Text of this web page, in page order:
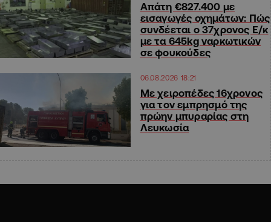
Απάτη €827.400 με
εισαγωγές οχημάτων: Πώς
συνδέεται ο 37χρονος Ε/κ
με τα 645kg ναρκωτικών
σε φουκούδες
06.08.2026 18:21
Με χειροπέδες 16χρονος
για τον εμπρησμό της
πρώην μπυραρίας στη
Λευκωσία